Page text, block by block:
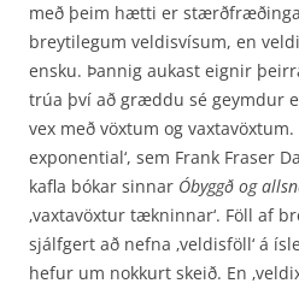
með þeim hætti er
breytilegum veldisvísum, en
ensku. Þannig aukast eignir
trúa því að græddu sé geymdur
vex með vöxtum og vaxta­vöxtum.
exponential‘, sem Frank Fraser
kafla bókar sinnar Óbyggð og
‚vaxtavöxtur tækninnar‘. Föll af
sjálfgert að nefna ‚veldisföll‘ á
hefur um nokkurt skeið. En